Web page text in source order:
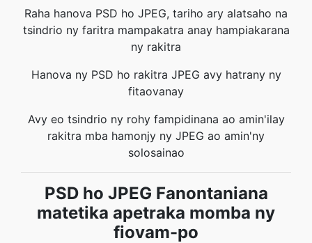
Raha hanova PSD ho JPEG, tariho ary alatsaho na
tsindrio ny faritra mampakatra anay hampiakarana
ny rakitra
Hanova ny PSD ho rakitra JPEG avy hatrany ny
fitaovanay
Avy eo tsindrio ny rohy fampidinana ao amin'ilay
rakitra mba hamonjy ny JPEG ao amin'ny
solosainao
PSD ho JPEG Fanontaniana
matetika apetraka momba ny
fiovam-po